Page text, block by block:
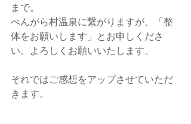
まで。
べんがら村温泉に繋がりますが、「整
体をお願いします」とお申しくださ
い。よろしくお願いいたします。
それではご感想をアップさせていただ
きます。